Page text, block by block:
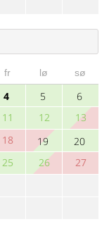
fr lø
sø
4 5 6
11 12 13
18 19 20
25 26 27